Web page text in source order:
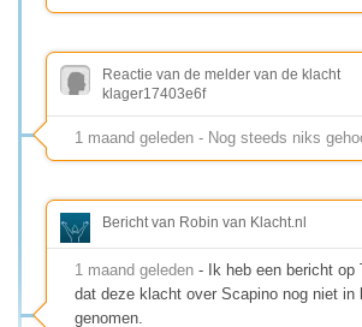
Reactie van de melder van de klacht
klager17403e6f
1 maand geleden - Nog steeds niks
Bericht van Robin van Klacht.nl
1 maand geleden - Ik heb een bericht op
dat deze klacht over Scapino nog niet in
genomen.